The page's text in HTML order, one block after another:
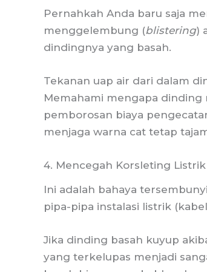
Pernahkah Anda baru saja
menggelembung (blistering)
dindingnya yang basah.
Tekanan uap air dari dalam
Memahami mengapa
pemborosan biaya
menjaga warna cat tetap
4. Mencegah Korsleting Listrik
Ini adalah bahaya
pipa-pipa instalasi listrik
Jika dinding basah kuyup
yang terkelupas menjadi